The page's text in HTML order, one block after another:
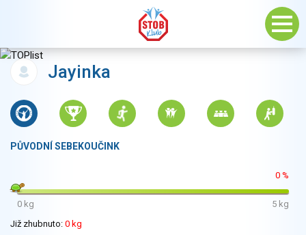
Jayinka
PŮVODNÍ SEBEKOUČINK
0 %
0 kg
5 kg
Již zhubnuto: 0 kg